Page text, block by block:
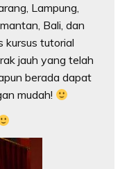
Lampung,
Bali, dan
kursus tutorial
jauh yang telah
berada dapat
mudah!